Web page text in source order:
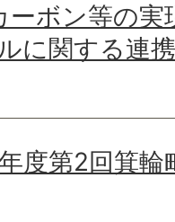
ーボン等の
に関する連
度第2回箕